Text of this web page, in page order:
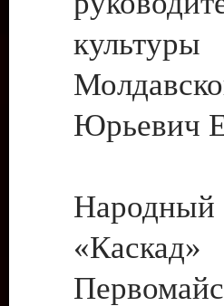
Юрьевич